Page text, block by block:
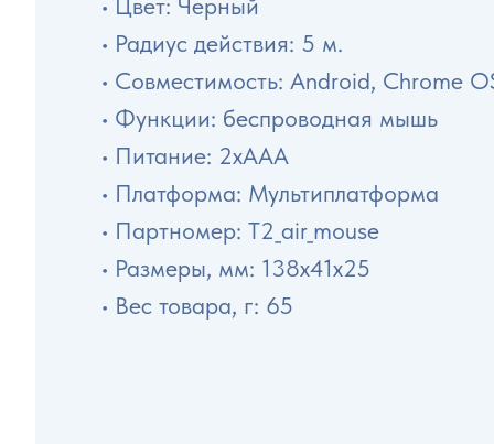
• Цвет: Черный
• Радиус действия: 5 м.
• Совместимость: Android, Chrome
• Функции: беспроводная мышь
• Питание: 2xAAA
• Платформа: Мультиплатформа
• Партномер: T2_air_mouse
• Размеры, мм: 138x41x25
• Вес товара, г: 65